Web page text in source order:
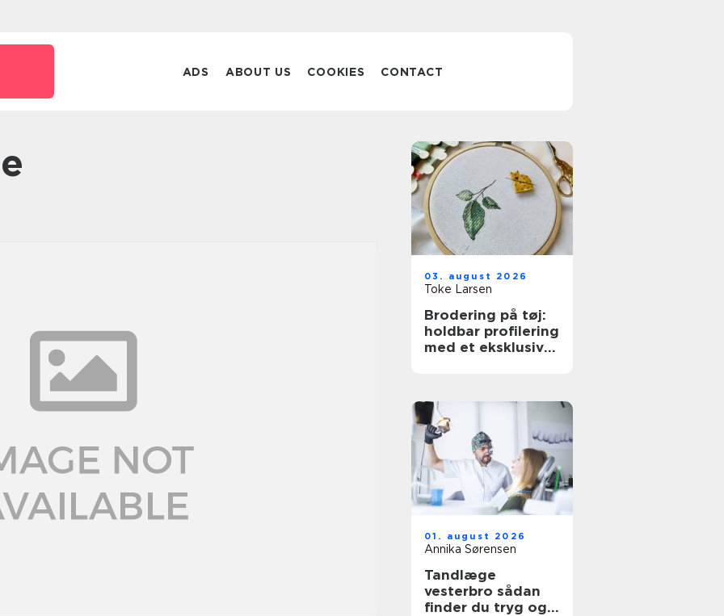
ADS ABOUT US COOKIES CONTACT
03. august 2026
Toke Larsen
Brodering på tøj:
holdbar profilering
med et eksklusivt
01. august 2026
Annika Sørensen
Tandlæge
vesterbro sådan
finder du tryg og